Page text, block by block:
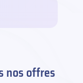
nos offres